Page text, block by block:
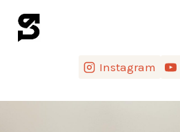
Instagram